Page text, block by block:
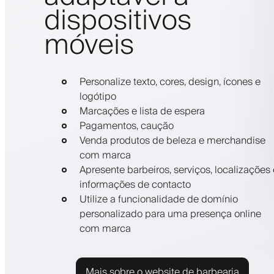
dispositivos
móveis
Personalize texto, cores, design, ícones e
logótipo
Marcações e lista de espera
Pagamentos, caução
Venda produtos de beleza e merchandise
com marca
Apresente barbeiros, serviços, localizações
informações de contacto
Utilize a funcionalidade de domínio
personalizado para uma presença online
com marca